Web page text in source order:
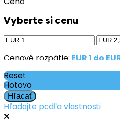
Vyberte si cenu
Cenové rozpätie: EUR 1 do
Reset
Hotovo
Hľadajte podľa vlastnosti